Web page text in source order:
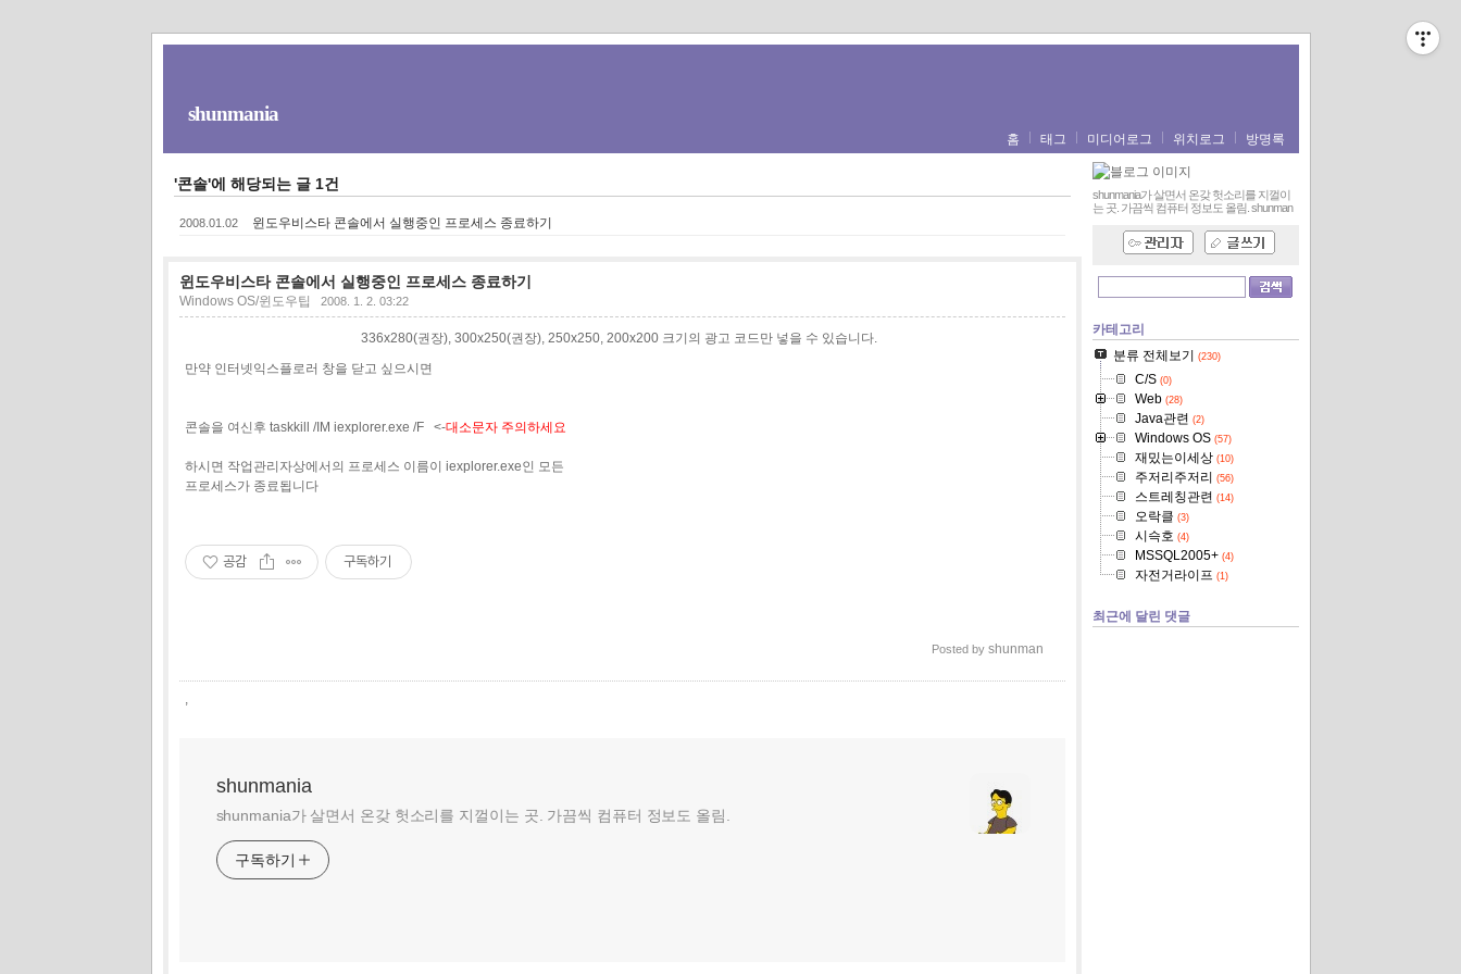
shunmania
홈 태그 미디어로그 위치로그 방명록
'콘솔'에 해당되는 글 1건
2008.01.02 윈도우비스타 콘솔에서 실행중인 프로세스 종료하기
윈도우비스타 콘솔에서 실행중인 프로세스 종료하기
Windows OS/윈도우팁 2008. 1. 2. 03:22
336x280(권장), 300x250(권장), 250x250, 200x200 크기의 광고 코드만 넣을 수 있습니다.
만약 인터넷익스플로러 창을 닫고 싶으시면
콘솔을 여신후 taskkill /IM iexplorer.exe /F <-대소문자 주의하세요
하시면 작업관리자상에서의 프로세스 이름이 iexplorer.exe인 모든
프로세스가 종료됩니다
공감 구독하기
Posted by shunman
shunmania
shunmania가 살면서 온갖 헛소리를 지껄이는 곳. 가끔씩 컴퓨터 정보도 올림.
구독하기
shunmania가 살면서 온갖 헛소리를 지껄이
는 곳. 가끔씩 컴퓨터 정보도 올림. shunman
카테고리
분류 전체보기
(230)
C/S(0)
Web(28)
Java관련 (2)
Windows OS(57)
재밌는이세상(10)
주저리주저리 (56)
스트레칭관련 (14)
오락클 (3)
시슥호 (4)
MSSQL2005+(4)
자전거라이프 (1)
최근에 달린 댓글